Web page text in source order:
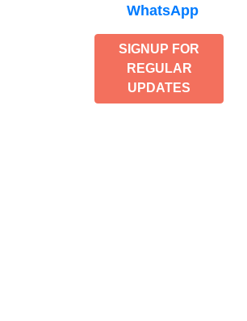
WhatsApp
SIGNUP FOR
REGULAR
UPDATES